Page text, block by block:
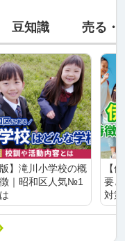
豆知識 売る・
版】滝川小学校の概
｜昭和区人気№1
【
要
対